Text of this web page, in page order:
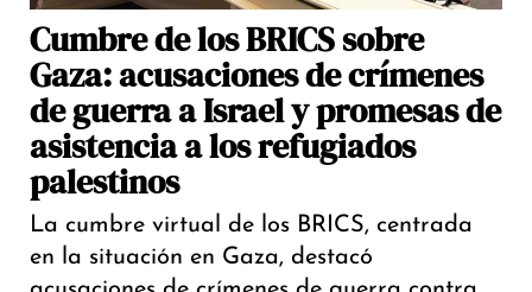
Cumbre de los BRICS sobre
Gaza: acusaciones de crímenes
de guerra a Israel y promesas de
asistencia a los refugiados
palestinos
La cumbre virtual de los BRICS, centrada
en la situación en Gaza, destacó